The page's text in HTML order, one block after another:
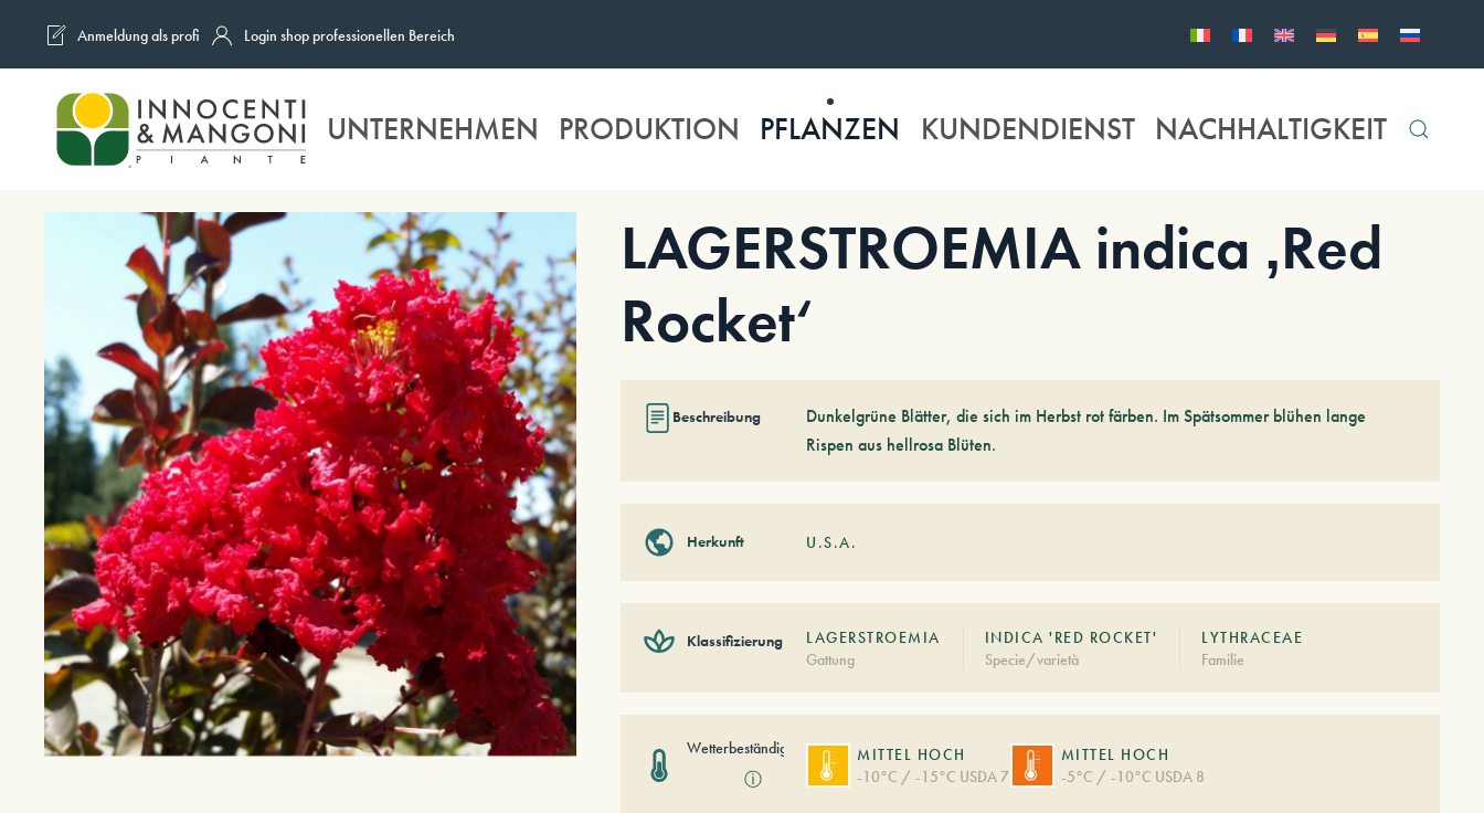
Skip to main content
Anmeldung als profi Login shop professionellen Bereich
UNTERNEHMEN PRODUKTION PFLANZEN KUNDENDIENST NACHHALTIGKEIT
LAGERSTROEMIA indica ‚Red
Rocket‘
Beschreibung
Dunkelgrüne Blätter, die sich im Herbst rot färben. Im Spätsommer blühen lange
Rispen aus hellrosa Blüten.
Herkunft U.S.A.
Klassifizierung
LAGERSTROEMIA
Gattung
INDICA 'RED ROCKET'
Specie/varietà
LYTHRACEAE
Familie
Wetterbeständigkeit
ⓘ
MITTEL HOCH
-10°C / -15°C USDA 7
MITTEL HOCH
-5°C / -10°C USDA 8